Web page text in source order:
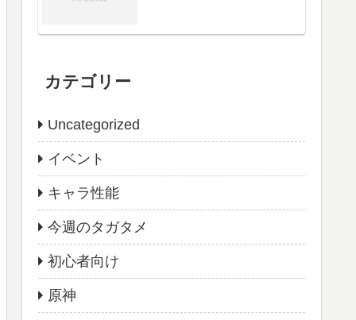
カテゴリー
Uncategorized
イベント
キャラ性能
今週のタガタメ
初心者向け
原神